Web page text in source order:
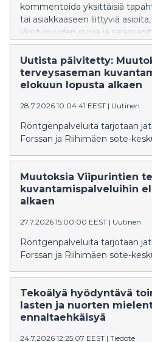
kommentoida yksittäisiä
tai asiakkaaseen liittyviä
yksityisyyden suoja ja
Uutista päivitetty:
terveysaseman
elokuun lopusta alkaen
28.7.2026 10:04:41 EEST | Uutinen
Röntgenpalveluita tarjotaan
Forssan ja Riihimäen sote-
Muutoksia Viipurintien
kuvantamispalveluihin
alkaen
27.7.2026 15:00:00 EEST | Uutinen
Röntgenpalveluita tarjotaan
Forssan ja Riihimäen sote-
Tekoälyä hyödyntävä
lasten ja nuorten
ennaltaehkäisyä
24.7.2026 12:25:07 EEST | Tiedote